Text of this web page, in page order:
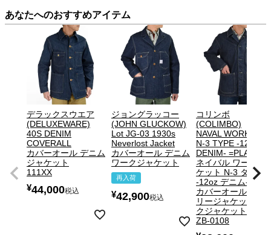
あなたへのおすすめアイテム
デラックスウエア
(DELUXEWARE)
40S DENIM
COVERALL
カバーオール デニム
ジャケット
111XX
¥44,000税込
ジョングラッコー
(JOHN GLUCKOW)
Lot JG-03 1930s
Neverlost Jacket
カバーオール デニム
ワークジャケット
再入荷
¥42,900税込
コリンボ
(COLIMBO)
NAVAL WORK JKT.
N-3 TYPE -12OZ
DENIM- =PLAIN=
ネイバル ワークジ
ケット N-3 タイプ
-12oz デニム-
カバーオール ミリ
リージャケット ワ
クジャケット
ZB-0108